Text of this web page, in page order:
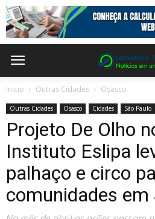
Inicio Outras Cidades Osasco
Outras Cidades Osasco Cidades São Paulo
Projeto De Olho
Instituto Eslipa
palhaço e circo
comunidades em